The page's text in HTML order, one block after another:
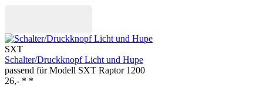
SXT
Schalter/Druckknopf Licht und Hupe
passend für Modell SXT Raptor 1200
26,- * *